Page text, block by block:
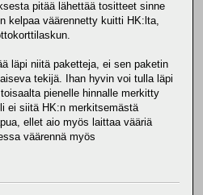
pitää lähettää tositteet sinne
kelpaa väärennetty kuitti HK:lta,
läpi niitä paketteja, ei sen paketin
tekijä. Ihan hyvin voi tulla läpi
pienelle hinnalle merkitty
ei siitä HK:n merkitsemästä
ellet aio myös laittaa vääriä
väärennä myös